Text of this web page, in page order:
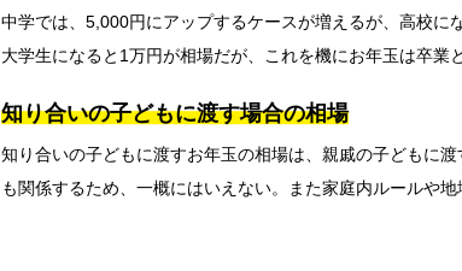
中学では、5,000円にアップするケースが増えるが、高校に
大学生になると1万円が相場だが、これを機にお年玉は卒業
知り合いの子どもに渡す場合の相場
知り合いの子どもに渡すお年玉の相場は、親戚の子どもに
も関係するため、一概にはいえない。また家庭内ルールや